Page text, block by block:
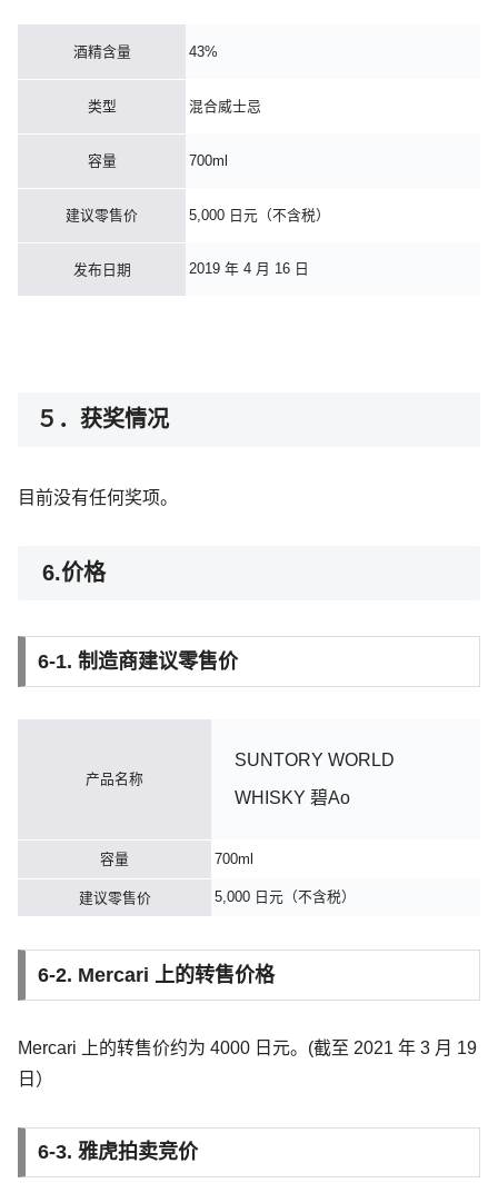
酒精含量 43%
类型 混合威士忌
容量 700ml
建议零售价 5,000 日元（不含税）
发布日期 2019 年 4 月 16 日
５．获奖情况
目前没有任何奖项。
6.价格
6-1. 制造商建议零售价
产品名称
SUNTORY WORLD
WHISKY 碧Ao
容量 700ml
建议零售价 5,000 日元（不含税）
6-2. Mercari 上的转售价格
Mercari 上的转售价约为 4000 日元。(截至 2021 年 3 月 19
日）
6-3. 雅虎拍卖竞价